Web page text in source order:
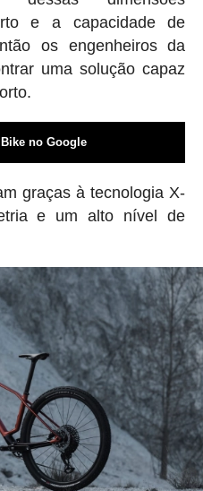
e a capacidade de
os engenheiros da
uma solução capaz
no Google
graças à tecnologia X-
e um alto nível de